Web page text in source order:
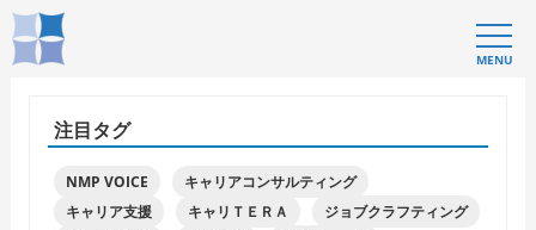
MENU
注目タグ
NMP VOICE
キャリアコンサルティング
キャリア支援
キャリＴＥＲＡ
ジョブクラフティング